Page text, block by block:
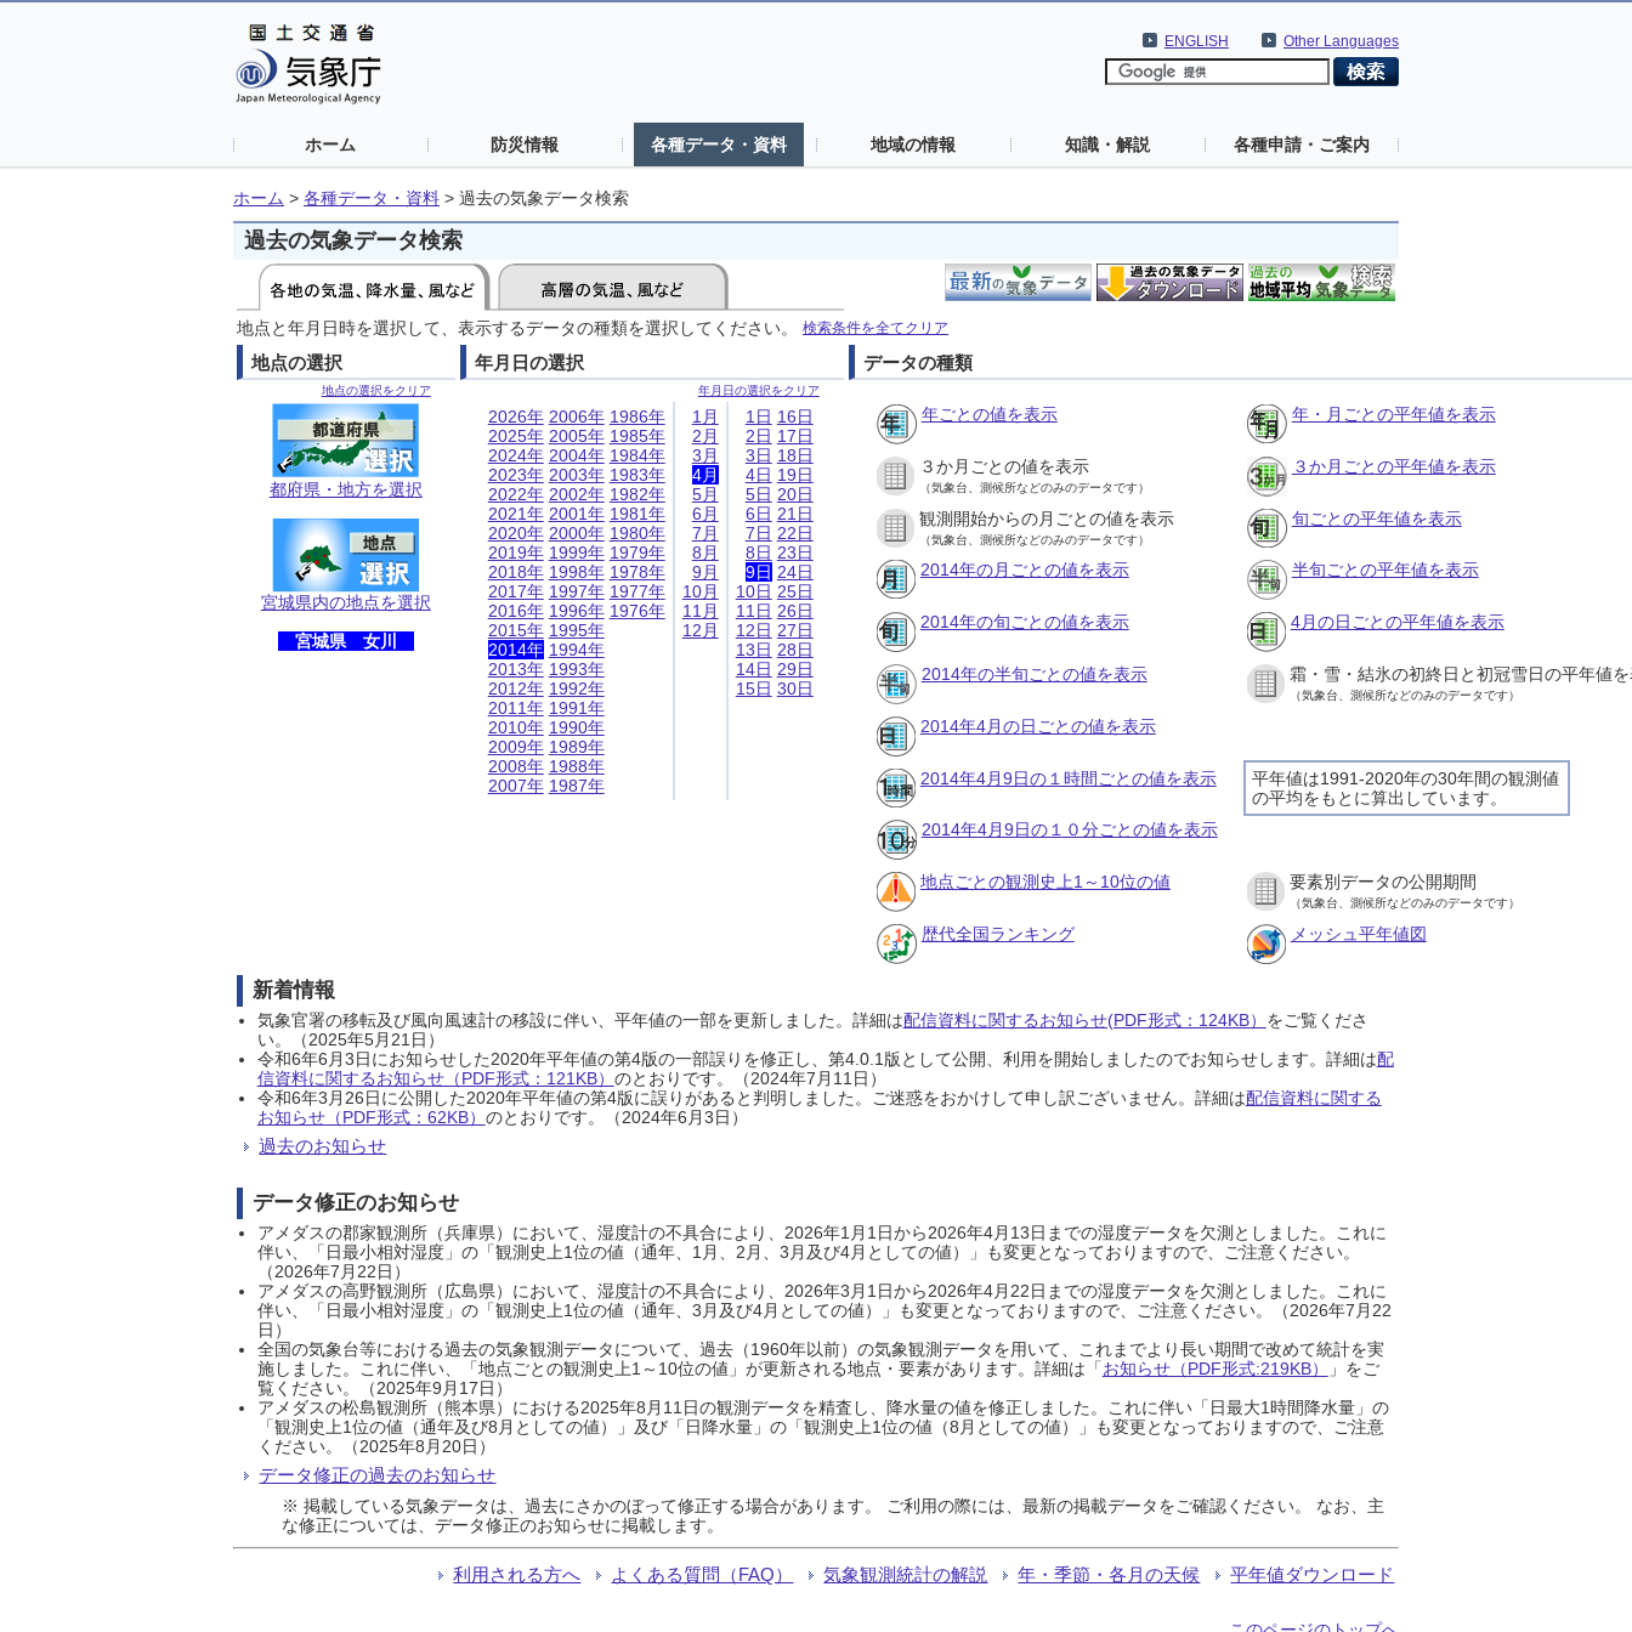
Other Languages
ENGLISH
ホーム 防災情報 各種データ・資料 地域の情報 知識・解説 各種申請・ご案内
ホーム > 各種データ・資料 > 過去の気象データ検索
過去の気象データ検索
地点と年月日時を選択して、表示するデータの種類を選択してください。 検索条件を全てクリア
地点の選択
地点の選択をクリア
都府県・地方を選択
宮城県内の地点を選択
宮城県 女川
年月日の選択
年月日の選択をクリア
2026年
2025年
2024年
2023年
2022年
2021年
2020年
2019年
2018年
2017年
2016年
2015年
2014年
2013年
2012年
2011年
2010年
2009年
2008年
2007年
2006年
2005年
2004年
2003年
2002年
2001年
2000年
1999年
1998年
1997年
1996年
1995年
1994年
1993年
1992年
1991年
1990年
1989年
1988年
1987年
1986年
1985年
1984年
1983年
1982年
1981年
1980年
1979年
1978年
1977年
1976年
1月
2月
3月
4月
5月
6月
7月
8月
9月
10月
11月
12月
1日
2日
3日
4日
5日
6日
7日
8日
9日
10日
11日
12日
13日
14日
15日
16日
17日
18日
19日
20日
21日
22日
23日
24日
25日
26日
27日
28日
29日
30日
データの種類
年ごとの値を表示 年・月ごとの平年値を表示
３か月ごとの値を表示
（気象台、測候所などのみのデータです）
３か月ごとの平年値を表示
観測開始からの月ごとの値を表示
（気象台、測候所などのみのデータです）
旬ごとの平年値を表示
2014年の月ごとの値を表示 半旬ごとの平年値を表示
2014年の旬ごとの値を表示 4月の日ごとの平年値を表示
2014年の半旬ごとの値を表示 霜・雪・結氷の初終日と初冠雪日の平年値
（気象台、測候所などのみのデータです）
2014年4月の日ごとの値を表示
平年値は1991-2020年の30年間の観測値
の平均をもとに算出しています。
2014年4月9日の１時間ごとの値を表示
2014年4月9日の１０分ごとの値を表示
地点ごとの観測史上1～10位の値 要素別データの公開期間
（気象台、測候所などのみのデータです）
歴代全国ランキング メッシュ平年値図
新着情報
気象官署の移転及び風向風速計の移設に伴い、平年値の一部を更新しました。詳細は配信資料に関するお知らせ(PDF形式：124KB） をご覧くださ
い。（2025年5月21日）
令和6年6月3日にお知らせした2020年平年値の第4版の一部誤りを修正し、第4.0.1版として公開、利用を開始しましたのでお知らせします。詳細は配
信資料に関するお知らせ（PDF形式：121KB） のとおりです。（2024年7月11日）
令和6年3月26日に公開した2020年平年値の第4版に誤りがあると判明しました。ご迷惑をおかけして申し訳ございません。詳細は配信資料に関する
お知らせ（PDF形式：62KB） のとおりです。（2024年6月3日）
過去のお知らせ
データ修正のお知らせ
アメダスの郡家観測所（兵庫県）において、湿度計の不具合により、2026年1月1日から2026年4月13日までの湿度データを欠測としました。これに
伴い、「日最小相対湿度」の「観測史上1位の値（通年、1月、2月、3月及び4月としての値）」も変更となっておりますので、ご注意ください。
（2026年7月22日）
アメダスの高野観測所（広島県）において、湿度計の不具合により、2026年3月1日から2026年4月22日までの湿度データを欠測としました。これに
伴い、「日最小相対湿度」の「観測史上1位の値（通年、3月及び4月としての値）」も変更となっておりますので、ご注意ください。（2026年7月22
日）
全国の気象台等における過去の気象観測データについて、過去（1960年以前）の気象観測データを用いて、これまでより長い期間で改めて統計を実
施しました。これに伴い、「地点ごとの観測史上1～10位の値」が更新される地点・要素があります。詳細は「お知らせ（PDF形式:219KB）
」をご
覧ください。（2025年9月17日）
アメダスの松島観測所（熊本県）における2025年8月11日の観測データを精査し、降水量の値を修正しました。これに伴い「日最大1時間降水量」の
「観測史上1位の値（通年及び8月としての値）」及び「日降水量」の「観測史上1位の値（8月としての値）」も変更となっておりますので、ご注意
ください。（2025年8月20日）
データ修正の過去のお知らせ
※ 掲載している気象データは、過去にさかのぼって修正する場合があります。 ご利用の際には、最新の掲載データをご確認ください。 なお、主
な修正については、データ修正のお知らせに掲載します。
利用される方へ よくある質問（FAQ） 気象観測統計の解説 年・季節・各月の天候 平年値ダウンロード